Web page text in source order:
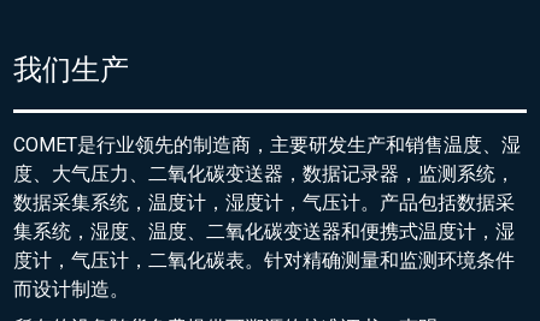
我们生产
COMET是行业领先的制造商，主要研发生产和销售温度、湿
度、大气压力、二氧化碳变送器，数据记录器，监测系统，
数据采集系统，温度计，湿度计，气压计。产品包括数据采
集系统，湿度、温度、二氧化碳变送器和便携式温度计，湿
度计，气压计，二氧化碳表。针对精确测量和监测环境条件
而设计制造。